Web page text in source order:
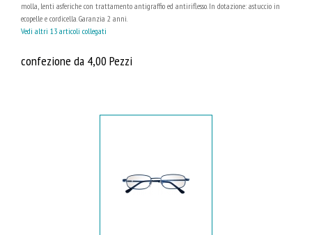
molla, lenti asferiche con trattamento antigraffio ed antiriflesso. In dotazione: astuccio in
ecopelle e cordicella. Garanzia 2 anni.
Vedi altri 13 articoli collegati
confezione da 4,00 Pezzi